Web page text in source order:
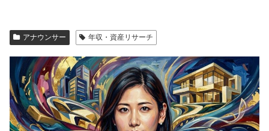
アナウンサー 年収・資産リサーチ